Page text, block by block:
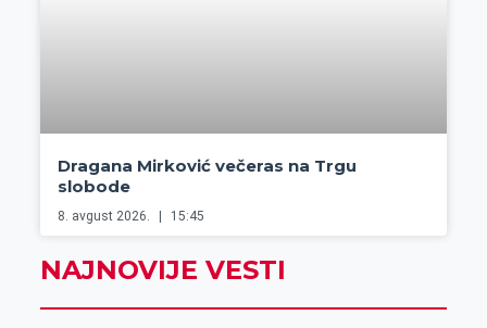
Dragana Mirković večeras na Trgu
slobode
8. avgust 2026. 15:45
NAJNOVIJE VESTI